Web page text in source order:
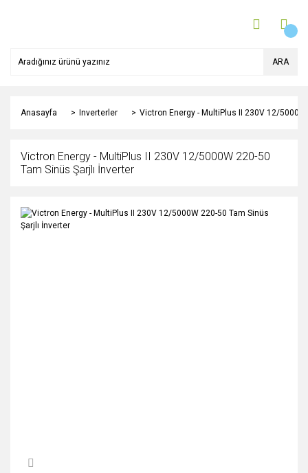
ARA
Anasayfa Inverterler Victron Energy - MultiPlus II 230V 12/
Victron Energy - MultiPlus II 230V 12/5000W 220-50
Tam Sinüs Şarjlı İnverter